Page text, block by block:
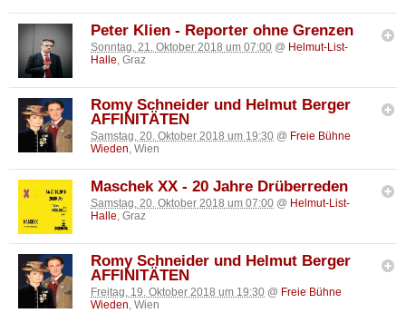
Peter Klien - Reporter ohne Grenzen
Sonntag, 21. Oktober 2018 um 07:00 @ Helmut-List-
Halle, Graz
Romy Schneider und Helmut Berger
AFFINITÄTEN
Samstag, 20. Oktober 2018 um 19:30 @ Freie Bühne
Wieden, Wien
Maschek XX - 20 Jahre Drüberreden
Samstag, 20. Oktober 2018 um 07:00 @ Helmut-List-
Halle, Graz
Romy Schneider und Helmut Berger
AFFINITÄTEN
Freitag, 19. Oktober 2018 um 19:30 @ Freie Bühne
Wieden, Wien